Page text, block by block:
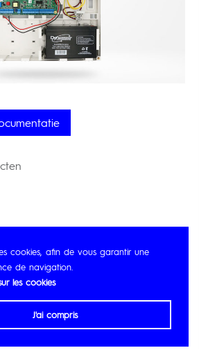
cookies, afin de vous garantir une
de navigation.
les cookies
J'ai compris